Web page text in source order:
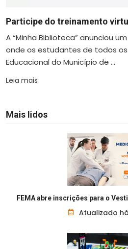
Participe do treinamento
A “Minha Biblioteca” anunciou
onde os estudantes de todos
Educacional do Município de ...
Leia mais
Mais lidos
FEMA abre inscrições para o
Atualizado